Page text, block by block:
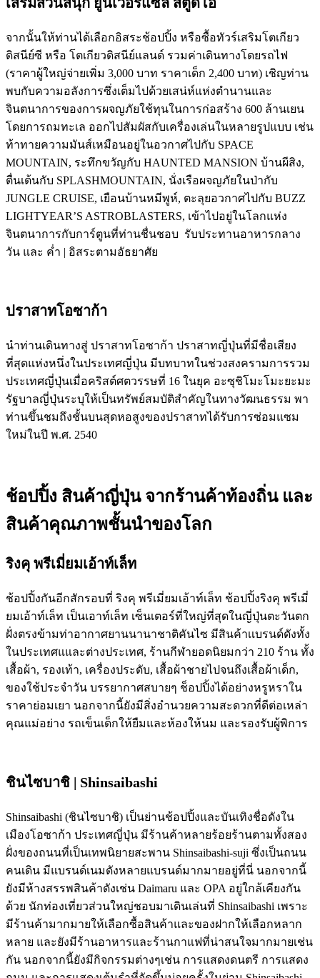
จากนั้นให้ท่านได้เลือกอิสระช้อปปิ้ง หรือซื้อทัวร์เสริมโตเกียว
ดิสนีย์ซี หรือ โตเกียวดิสนีย์แลนด์ รวมค่าเดินทางโดยรถไฟ
(ราคาผู้ใหญ่จ่ายเพิ่ม 3,000 บาท ราคาเด็ก 2,400 บาท) เชิญท่าน
พบกับความอลังการซึ่งเต็มไปด้วยเสน่ห์แห่งตำนานและ
จินตนาการของการผจญภัยใช้ทุนในการก่อสร้าง 600 ล้านเยน
โดยการถมทะเล ออกไปสัมผัสกับเครื่องเล่นในหลายรูปแบบ เช่น
ท้าทายความมันส์เหมือนอยู่ในอวกาศไปกับ SPACE
MOUNTAIN, ระทึกขวัญกับ HAUNTED MANSION บ้านผีสิง,
ตื่นเต้นกับ SPLASHMOUNTAIN, นั่งเรือผจญภัยในป่ากับ
JUNGLE CRUISE, เยือนบ้านหมีพูห์, ตะลุยอวกาศไปกับ BUZZ
LIGHTYEAR’S ASTROBLASTERS, เข้าไปอยู่ในโลกแห่ง
จินตนาการกับการ์ตูนที่ท่านชื่นชอบ รับประทานอาหารกลาง
วัน และ ค่ำ | อิสระตามอัธยาศัย
ปราสาทโอซาก้า
นำท่านเดินทางสู่ ปราสาทโอซาก้า ปราสาทญี่ปุ่นที่มีชื่อเสียง
ที่สุดแห่งหนึ่งในประเทศญี่ปุ่น มีบทบาทในช่วงสงครามการรวม
ประเทศญี่ปุ่นเมื่อคริสต์ศตวรรษที่ 16 ในยุค อะซุชิโมะโมะยะมะ
รัฐบาลญี่ปุ่นระบุให้เป็นทรัพย์สมบัติสำคัญในทางวัฒนธรรม พา
ท่านขึ้นชมถึงชั้นบนสุดหอสูงของปราสาทได้รับการซ่อมแซม
ใหม่ในปี พ.ศ. 2540
ช้อปปิ้ง สินค้าญี่ปุ่น จากร้านค้าท้องถิ่น และ
สินค้าคุณภาพชั้นนำของโลก
ริงคุ พรีเมี่ยมเอ้าท์เล็ท
ช้อปปิ้งกันอีกสักรอบที่ ริงคุ พรีเมี่ยมเอ้าท์เล็ท ช้อปปิ้งริงคุ พรีเมี่
ยมเอ้าท์เล็ท เป็นเอาท์เล็ท เซ็นเตอร์ที่ใหญ่ที่สุดในญี่ปุ่นตะวันตก
ฝั่งตรงข้ามท่าอากาศยานนานาชาติคันไซ มีสินค้าเเบรนด์ดังทั้ง
ในประเทศแและต่างประเทศ, ร้านกีฬายอดนิยมกว่า 210 ร้าน ทั้ง
เสื้อผ้า, รองเท้า, เครื่องประดับ, เสื้อผ้าชายไปจนถึงเสื้อผ้าเด็ก,
ของใช้ประจำวัน บรรยากาศสบายๆ ช็อปปิ้งได้อย่างหรูหราใน
ราคาย่อมเยา นอกจากนี้ยังมีสิ่งอำนวยความสะดวกที่ดีต่อเหล่า
คุณแม่อย่าง รถเข็นเด็กให้ยืมและห้องให้นม และรองรับผู้พิการ
ชินไซบาชิ | Shinsaibashi
Shinsaibashi (ชินไซบาชิ) เป็นย่านช้อปปิ้งและบันเทิงชื่อดังใน
เมืองโอซาก้า ประเทศญี่ปุ่น มีร้านค้าหลายร้อยร้านตามทั้งสอง
ฝั่งของถนนที่เป็นเทพนิยายสะพาน Shinsaibashi-suji ซึ่งเป็นถนน
คนเดิน มีแบรนด์เนมดังหลายแบรนด์มากมายอยู่ที่นี่ นอกจากนี้
ยังมีห้างสรรพสินค้าดังเช่น Daimaru และ OPA อยู่ใกล้เคียงกัน
ด้วย นักท่องเที่ยวส่วนใหญ่ชอบมาเดินเล่นที่ Shinsaibashi เพราะ
มีร้านค้ามากมายให้เลือกซื้อสินค้าและของฝากให้เลือกหลาก
หลาย และยังมีร้านอาหารและร้านกาแฟที่น่าสนใจมากมายเช่น
กัน นอกจากนี้ยังมีกิจกรรมต่างๆเช่น การแสดงดนตรี การแสดง